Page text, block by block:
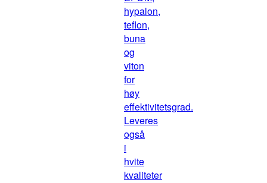
hypalon,
teflon,
buna
og
viton
for
høy
effektivitetsgrad.
Leveres
også
i
hvite
kvaliteter